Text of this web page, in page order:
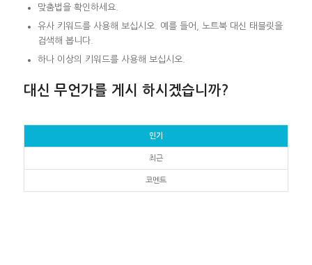
맞춤법을 확인하세요.
유사 키워드를 사용해 보십시오. 예를 들어, 노트북 대신 태블릿을
검색해 봅니다.
하나 이상의 키워드를 사용해 보십시오.
대신 무언가를 게시 하시겠습니까?
인기
최근
코멘트